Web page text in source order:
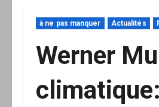
à ne pas manquer Actualités
Werner